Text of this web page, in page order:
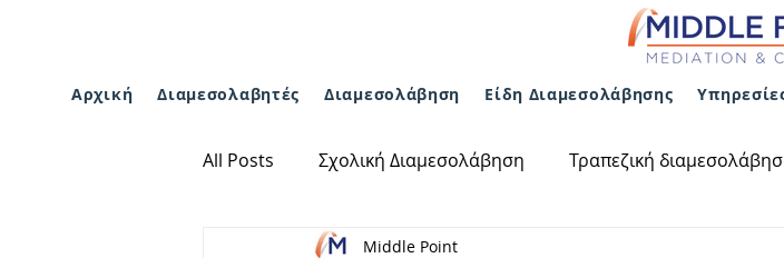
Αρχική Διαμεσολαβητές Διαμεσολάβηση Είδη Διαμεσολάβησης
All Posts Σχολική Διαμεσολάβηση Τραπεζική
Middle Point